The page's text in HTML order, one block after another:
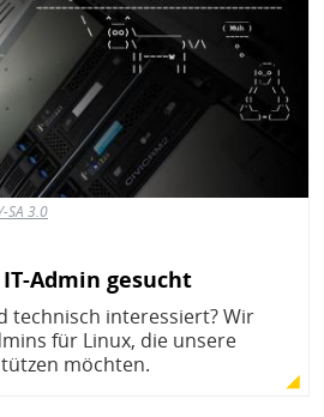
SA 3.0
Admin gesucht
technisch interessiert? Wir
für Linux, die unsere
möchten.